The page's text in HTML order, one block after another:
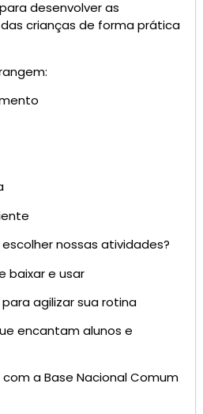
desenvolver as
crianças de forma prática
escolher nossas atividades?
baixar e usar
agilizar sua rotina
encantam alunos e
a Base Nacional Comum